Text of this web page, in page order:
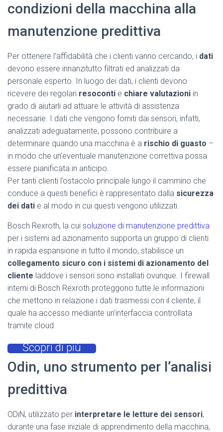
condizioni della macchina alla
manutenzione predittiva
Per ottenere l’affidabilità che i clienti vanno cercando, i dati
devono essere innanzitutto filtrati ed analizzati da
personale esperto. In luogo dei dati, i clienti devono
ricevere dei regolari resoconti e chiare valutazioni in
grado di aiutarli ad attuare le attività di assistenza
necessarie. I dati che vengono forniti dai sensori, infatti,
analizzati adeguatamente, possono contribuire a
determinare quando una macchina è a rischio di guasto –
in modo che un’eventuale manutenzione correttiva possa
essere pianificata in anticipo.
Per tanti clienti l’ostacolo principale lungo il cammino che
conduce a questi benefici è rappresentato dalla sicurezza
dei dati e al modo in cui questi vengono utilizzati.
Bosch Rexroth, la cui soluzione di manutenzione predittiva
per i sistemi ad azionamento supporta un gruppo di clienti
in rapida espansione in tutto il mondo, stabilisce un
collegamento sicuro con i sistemi di azionamento del
cliente laddove i sensori sono installati ovunque. I firewall
interni di Bosch Rexroth proteggono tutte le informazioni
che mettono in relazione i dati trasmessi con il cliente, il
quale ha accesso mediante un’interfaccia controllata
tramite cloud.
Scopri di più
Odin, uno strumento per l’analisi
predittiva
ODiN, utilizzato per interpretare le letture dei sensori,
durante una fase iniziale di apprendimento della macchina,